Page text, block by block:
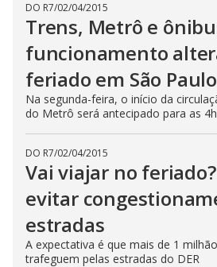
DO R7/02/04/2015
Trens, Metrô e
funcionamento
feriado em São Paulo
Na segunda-feira, o início da
do Metrô será antecipado para as 4h
DO R7/02/04/2015
Vai viajar no
evitar
estradas
A expectativa é que mais de 1
trafeguem pelas estradas do DER